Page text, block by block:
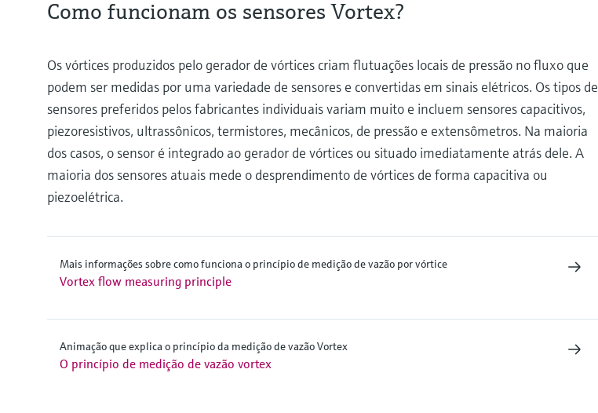
Como funcionam os sensores Vortex?
Os vórtices produzidos pelo gerador de vórtices criam flutuações locais de pressão no fluxo que
podem ser medidas por uma variedade de sensores e convertidas em sinais elétricos. Os tipos de
sensores preferidos pelos fabricantes individuais variam muito e incluem sensores capacitivos,
piezoresistivos, ultrassônicos, termistores, mecânicos, de pressão e extensômetros. Na maioria
dos casos, o sensor é integrado ao gerador de vórtices ou situado imediatamente atrás dele. A
maioria dos sensores atuais mede o desprendimento de vórtices de forma capacitiva ou
piezoelétrica.
Mais informações sobre como funciona o princípio de medição de vazão por vórtice
Vortex flow measuring principle
Animação que explica o princípio da medição de vazão Vortex
O princípio de medição de vazão vortex